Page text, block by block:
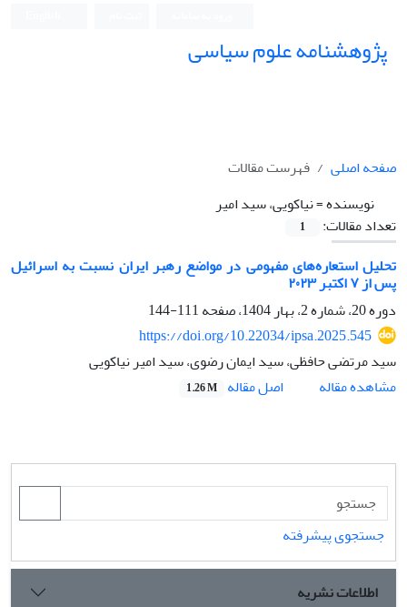
پژوهشنامه علوم سیاسی
صفحه اصلی
فهرست مقالات
نویسنده =نیاکویی، سید امیر
تعداد مقالات:
1
تحلیل استعاره‌های مفهومی در مواضع رهبر ایران نسبت به اسرائیل
پس از ۷ اکتبر ۲۰۲۳
دوره 20، شماره 2، بهار 1404، صفحه
111-144
https://doi.org/10.22034/ipsa.2025.545
سید مرتضی حافظی، سید ایمان رضوی، سید امیر نیاکویی
مشاهده مقاله
اصل مقاله 1.26 M
جستجوی پیشرفته
اطلاعات نشریه